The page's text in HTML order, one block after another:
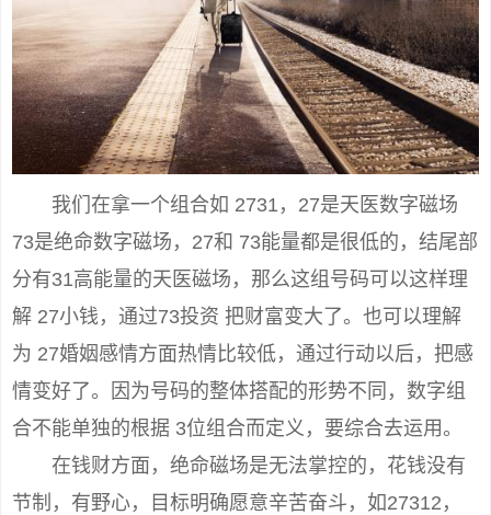
我们在拿一个组合如 2731，27是天医数字磁场
73是绝命数字磁场，27和 73能量都是很低的，结尾部
分有31高能量的天医磁场，那么这组号码可以这样理
解 27小钱，通过73投资 把财富变大了。也可以理解
为 27婚姻感情方面热情比较低，通过行动以后，把感
情变好了。因为号码的整体搭配的形势不同，数字组
合不能单独的根据 3位组合而定义，要综合去运用。
在钱财方面，绝命磁场是无法掌控的，花钱没有
节制，有野心，目标明确愿意辛苦奋斗，如27312，